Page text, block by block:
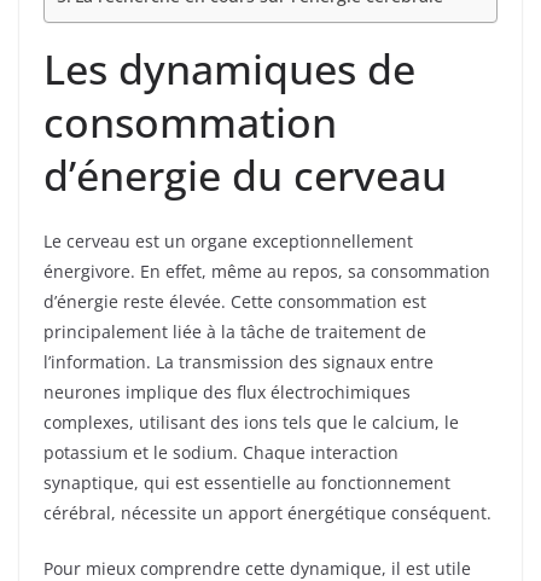
Les dynamiques de
consommation
d’énergie du cerveau
Le cerveau est un organe exceptionnellement
énergivore. En effet, même au repos, sa consommation
d’énergie reste élevée. Cette consommation est
principalement liée à la tâche de traitement de
l’information. La transmission des signaux entre
neurones implique des flux électrochimiques
complexes, utilisant des ions tels que le calcium, le
potassium et le sodium. Chaque interaction
synaptique, qui est essentielle au fonctionnement
cérébral, nécessite un apport énergétique conséquent.
Pour mieux comprendre cette dynamique, il est utile